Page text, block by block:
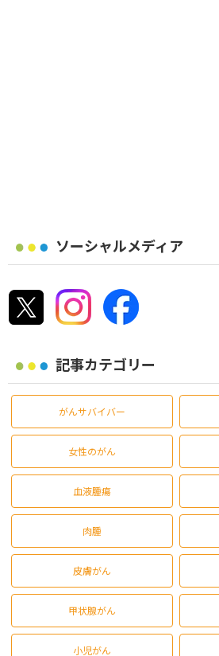
ソーシャルメディア
記事カテゴリー
がんサバイバー
女性のがん
血液腫瘍
肉腫
皮膚がん
甲状腺がん
小児がん